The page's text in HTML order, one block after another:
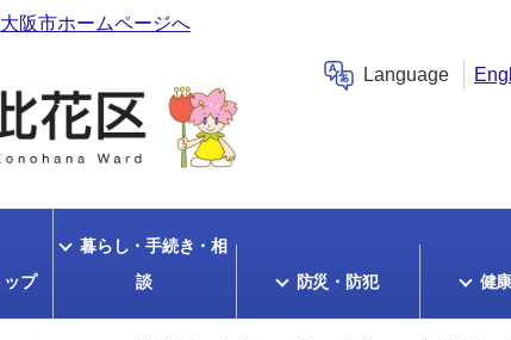
大阪市ホームページへ
Language
ップ
暮らし・手続き・相
談
防災・防犯 健